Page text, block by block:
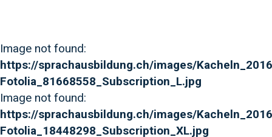
Image not found:
https://sprachausbildung.ch/images/
Fotolia_81668558_Subscription_L.jpg
Image not found:
https://sprachausbildung.ch/images/
Fotolia_18448298_Subscription_XL.jpg